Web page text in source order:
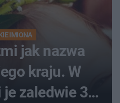
IMIONA
jak nazwa
kraju. W
zaledwie 3